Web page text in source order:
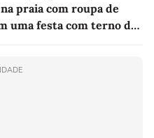
praia com roupa de
uma festa com terno de